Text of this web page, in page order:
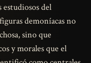
del
demoníacas no
sino que
y morales que el